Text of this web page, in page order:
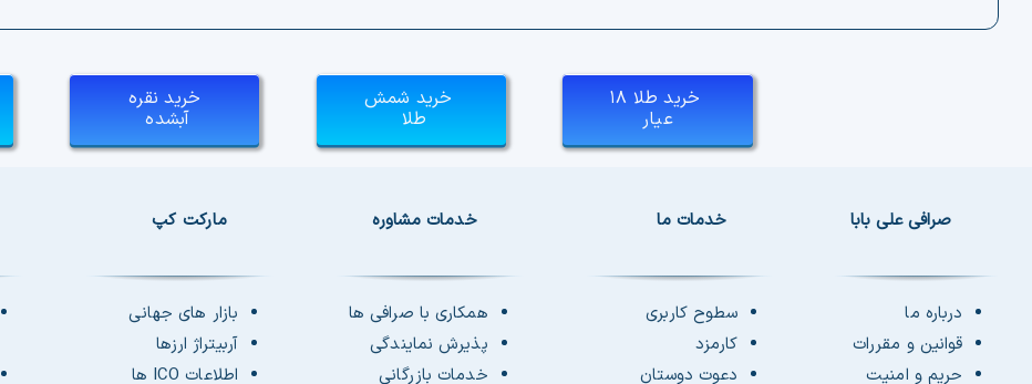
خرید طلا ۱۸
عیار
خرید شمش
طلا
خرید نقره
آبشده
صرافی علی بابا
درباره ما
قوانین و مقررات
حریم و امنیت
خدمات ما
سطوح کاربری
کارمزد
دعوت دوستان
خدمات مشاوره
همکاری با صرافی ها
پذیرش نمایندگی
خدمات بازرگانی
مارکت کپ
بازار های جهانی
آربیتراژ ارزها
اطلاعات ICO ها